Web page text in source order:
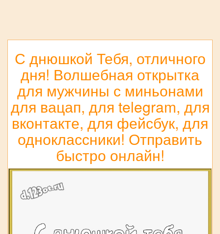
С днюшкой Тебя, отличного
дня! Волшебная открытка
для мужчины с миньонами
для вацап, для telegram, для
вконтакте, для фейсбук, для
одноклассники! Отправить
быстро онлайн!